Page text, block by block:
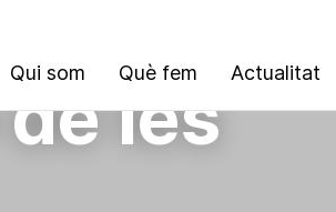
Qui som Què fem Actualitat
les